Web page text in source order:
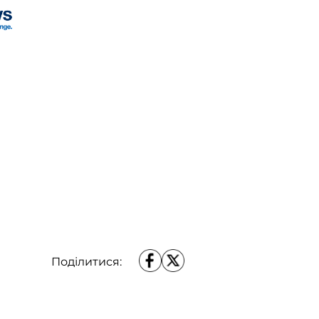
Поділитися: